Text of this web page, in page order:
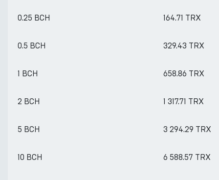
0.25 BCH 164.71 TRX
0.5 BCH 329.43 TRX
1 BCH 658.86 TRX
2 BCH 1 317.71 TRX
5 BCH 3 294.29 TRX
10 BCH 6 588.57 TRX